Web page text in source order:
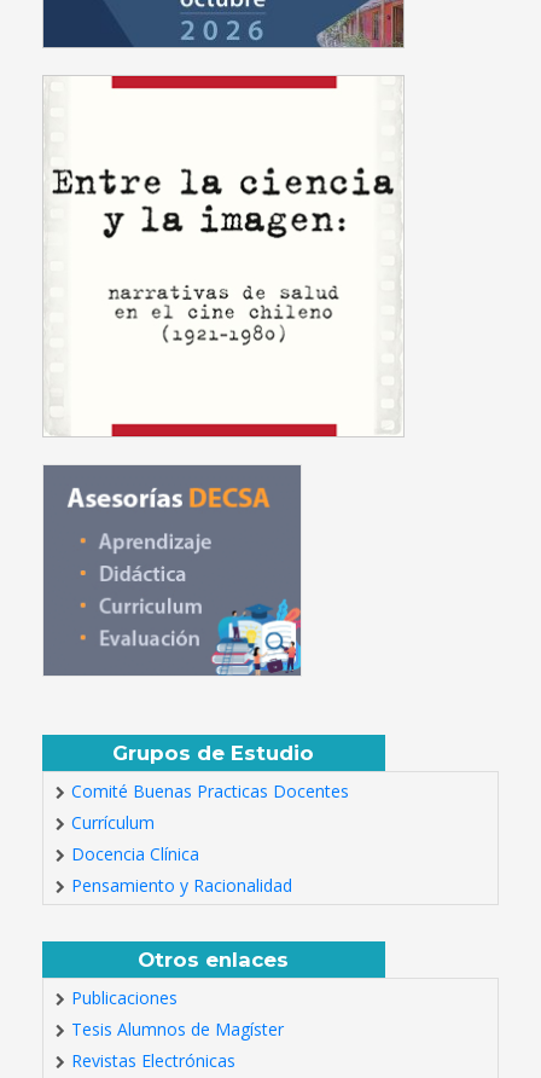
Grupos de Estudio
Comité Buenas Practicas Docentes
Currículum
Docencia Clínica
Pensamiento y Racionalidad
Otros enlaces
Publicaciones
Tesis Alumnos de Magíster
Revistas Electrónicas